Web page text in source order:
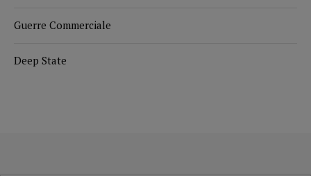
Guerre Commerciale
Deep State